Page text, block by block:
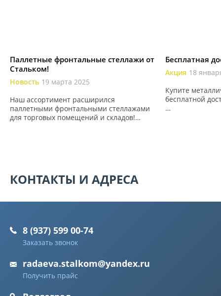
Паллетные фронтальные стеллажи от
Стальком!
Новость 19 марта 2025
Наш ассортимент расширился
паллетными фронтальными стеллажами
для торговых помещений и складов!
Бесплатная
Акция 18
Купите
бесплатной
КОНТАКТЫ И АДРЕСА
8 (937) 599 00-74
Заказать звонок
radaeva.stalkom@yandex.ru
Получить прайс